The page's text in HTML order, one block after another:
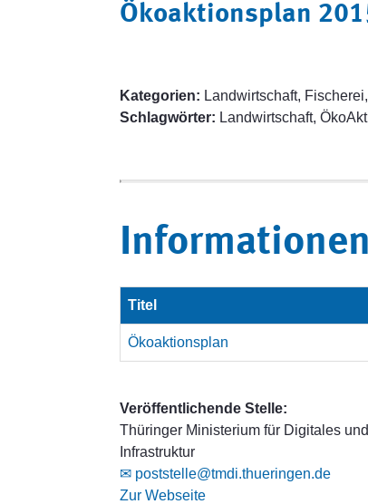
Ökoaktionsplan
Kategorien: Landwirtschaft,
Schlagwörter: Landwirtschaft,
Informationen
Titel
Ökoaktionsplan
Veröffentlichende Stelle:
Thüringer Ministerium für Digitales und
Infrastruktur
✉ poststelle@tmdi.thueringen.de
Zur Webseite